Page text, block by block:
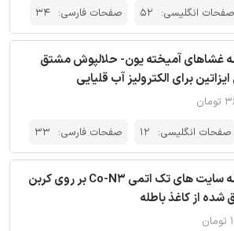
صفحات انگلیسی: 52 صفحات فارسی: 34
غشاهای آمیخته یون- حلالپوش مشتق
برای الکترولیز آب قلیایی
صفحات انگلیسی: 12 صفحات فارسی: 33
ترجمه مقاله سایت های تک اتمی Co-N3 بر روی کربن
از کاغذ باطله